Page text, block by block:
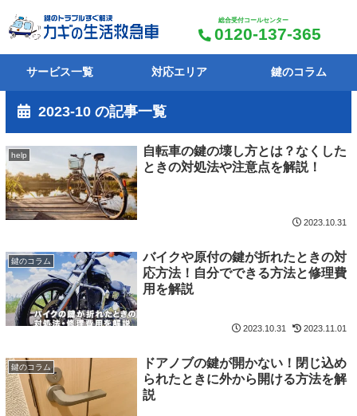
総合受付コールセンター
0120-137-365
サービス一覧 対応エリア 鍵のコラム
2023-10 の記事一覧
help
自転車の鍵の壊し方とは？なくした
ときの対処法や注意点を解説！
2023.10.31
鍵のコラム
バイクや原付の鍵が折れたときの対
応方法！自分でできる方法と修理費
用を解説
2023.10.31 2023.11.01
鍵のコラム
ドアノブの鍵が開かない！閉じ込め
られたときに外から開ける方法を解
説